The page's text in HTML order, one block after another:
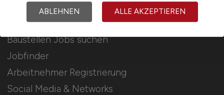
Für Arbeitnehmer
Baustellen Jobs suchen
Jobfinder
Arbeitnehmer Registrierung
Social Media & Networks
ABLEHNEN ALLE AKZEPTIEREN